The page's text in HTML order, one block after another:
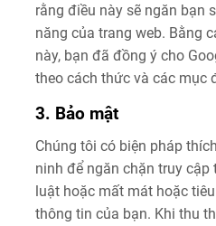
rằng điều này sẽ ngăn bạn
năng của trang web. Bằng
này, bạn đã đồng ý cho
theo cách thức và các mục
3. Bảo mật
Chúng tôi có biện pháp
ninh để ngăn chặn truy
luật hoặc mất mát hoặc
thông tin của bạn. Khi thu